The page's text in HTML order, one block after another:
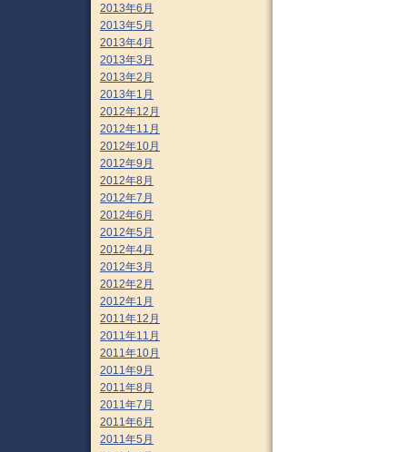
2013年6月
2013年5月
2013年4月
2013年3月
2013年2月
2013年1月
2012年12月
2012年11月
2012年10月
2012年9月
2012年8月
2012年7月
2012年6月
2012年5月
2012年4月
2012年3月
2012年2月
2012年1月
2011年12月
2011年11月
2011年10月
2011年9月
2011年8月
2011年7月
2011年6月
2011年5月